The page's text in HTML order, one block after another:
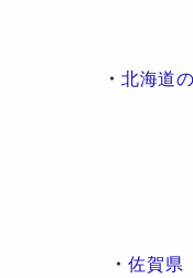
・ 北海道
・ 佐賀県